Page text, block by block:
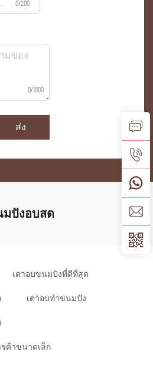
0/200
0/1000
ส่ง
มปังอบสด
เตาอบขนมปังที่ดีที่สุด
เตาอบทำขนมปัง
ค้าขนาดเล็ก